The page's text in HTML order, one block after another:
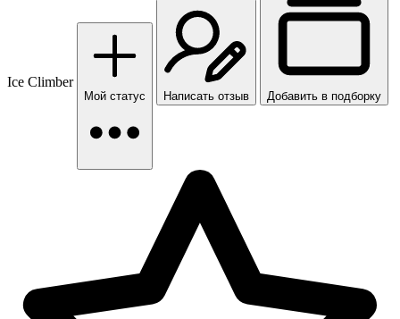
Ice Climber
Мой статус Написать отзыв Добавить в подборку